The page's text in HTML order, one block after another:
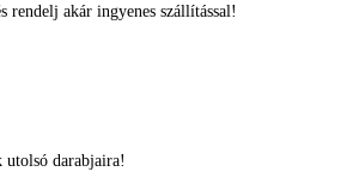
rendelj akár ingyenes szállítással!
utolsó darabjaira!